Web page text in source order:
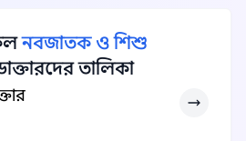
নবজাতক ও শিশু
তালিকা